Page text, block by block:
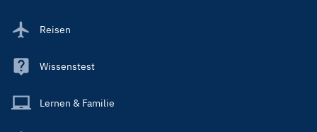
Reisen
Wissenstest
Lernen & Familie